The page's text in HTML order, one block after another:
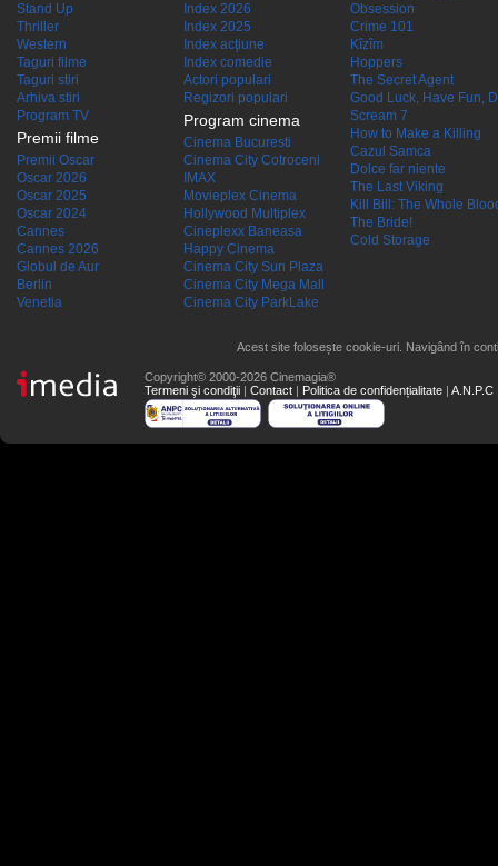
Stand Up
Thriller
Western
Taguri filme
Taguri stiri
Arhiva stiri
Program TV
Premii filme
Premii Oscar
Oscar 2026
Oscar 2025
Oscar 2024
Cannes
Cannes 2026
Globul de Aur
Berlin
Venetia
Index 2026
Index 2025
Index acţiune
Index comedie
Actori populari
Regizori populari
Program cinema
Cinema Bucuresti
Cinema City Cotroceni
IMAX
Movieplex Cinema
Hollywood Multiplex
Cineplexx Baneasa
Happy Cinema
Cinema City Sun Plaza
Cinema City Mega Mall
Cinema City ParkLake
Obsession
Crime 101
Kîzîm
Hoppers
The Secret Agent
Good Luck, Have Fun,
Scream 7
How to Make a Killing
Cazul Samca
Dolce far niente
The Last Viking
Kill Bill: The Whole
The Bride!
Cold Storage
Acest site folosește cookie-uri. Navigând în
Copyright© 2000-2026 Cinemagia®
Termeni şi condiţii | Contact | Politica de confidențialitate | A.N.P.C